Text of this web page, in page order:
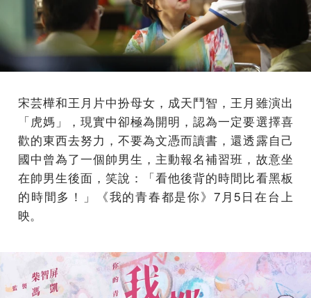
宋芸樺和王月片中扮母女，成天鬥智，王月雖演出
「虎媽」，現實中卻極為開明，認為一定要選擇喜
歡的東西去努力，不要為文憑而讀書，還透露自己
國中曾為了一個帥男生，主動報名補習班，故意坐
在帥男生後面，笑說：「看他後背的時間比看黑板
的時間多！」《我的青春都是你》7月5日在台上
映。